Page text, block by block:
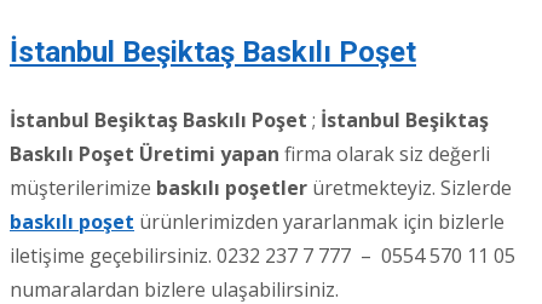
İstanbul Beşiktaş Baskılı Poşet
İstanbul Beşiktaş Baskılı Poşet ; İstanbul Beşiktaş
Baskılı Poşet Üretimi yapan firma olarak siz değerli
müşterilerimize baskılı poşetler üretmekteyiz. Sizlerde
baskılı poşet ürünlerimizden yararlanmak için bizlerle
iletişime geçebilirsiniz. 0232 237 7 777 – 0554 570 11 05
numaralardan bizlere ulaşabilirsiniz.